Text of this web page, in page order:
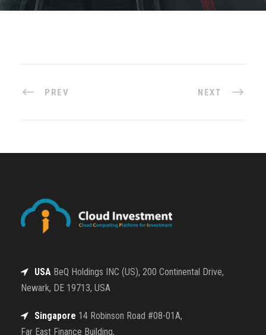
PREV NEXT
USA BeQ Holdings INC (US), 200 Continental Drive,
Newark, DE 19713, USA
Singapore 14 Robinson Road #08-01A,
Far East Finance Building,